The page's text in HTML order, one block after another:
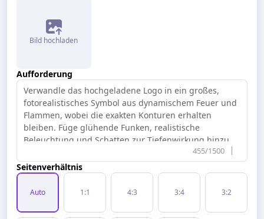
Bild hochladen
Aufforderung
455/1500
Seitenverhältnis
Auto 1:1 4:3 3:4 3:2